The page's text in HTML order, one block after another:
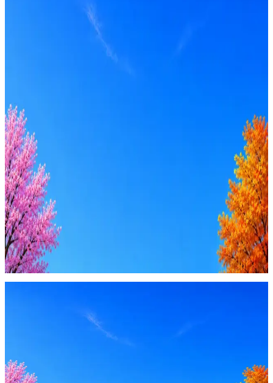
Оффер быстрее с Эйч
Будьте осторожны: если работодатель просит войти через
Google, iCloud или Госуслуги, прислать код или пароль,
запустить ПО или перевести деньги — это мошенники.
Жмите Пожаловаться
Стратегия поиска с AI: рынки, позиции, вилка, каналы